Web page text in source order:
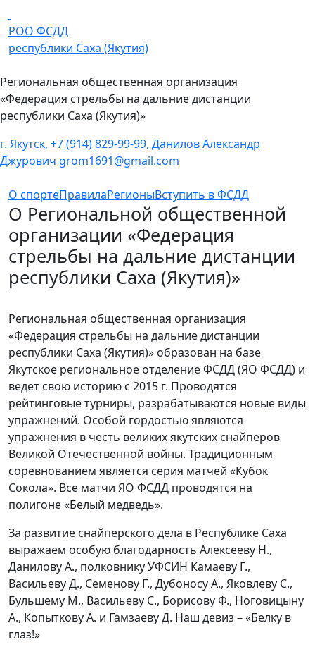
РОО ФСДД
республики Саха (Якутия)
Региональная общественная организация
«Федерация стрельбы на дальние дистанции
республики Саха (Якутия)»
г. Якутск, +7 (914) 829-99-99, Данилов Александр
Джурович grom1691@gmail.com
О спортеПравилаРегионыВступить в ФСДД
О Региональной общественной
организации «Федерация
стрельбы на дальние дистанции
республики Саха (Якутия)»
Региональная общественная организация
«Федерация стрельбы на дальние дистанции
республики Саха (Якутия)» образован на базе
Якутское региональное отделение ФСДД (ЯО ФСДД) и
ведет свою историю с 2015 г. Проводятся
рейтинговые турниры, разрабатываются новые виды
упражнений. Особой гордостью являются
упражнения в честь великих якутских снайперов
Великой Отечественной войны. Традиционным
соревнованием является серия матчей «Кубок
Сокола». Все матчи ЯО ФСДД проводятся на
полигоне «Белый медведь».
За развитие снайперского дела в Республике Саха
выражаем особую благодарность Алексееву Н.,
Данилову А., полковнику УФСИН Камаеву Г.,
Васильеву Д., Семенову Г., Дубоносу А., Яковлеву С.,
Бульшему М., Васильеву С., Борисову Ф., Ноговицыну
А., Копыткову А. и Гамзаеву Д. Наш девиз – «Белку в
глаз!»